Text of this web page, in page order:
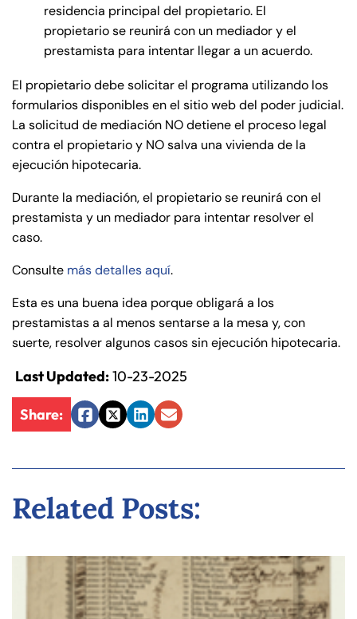
residencia principal del propietario. El
propietario se reunirá con un mediador y el
prestamista para intentar llegar a un acuerdo.
El propietario debe solicitar el programa utilizando los
formularios disponibles en el sitio web del poder judicial.
La solicitud de mediación NO detiene el proceso legal
contra el propietario y NO salva una vivienda de la
ejecución hipotecaria.
Durante la mediación, el propietario se reunirá con el
prestamista y un mediador para intentar resolver el
caso.
Consulte más detalles aquí.
Esta es una buena idea porque obligará a los
prestamistas a al menos sentarse a la mesa y, con
suerte, resolver algunos casos sin ejecución hipotecaria.
Last Updated:10-23-2025
Share:
Facebook
TwitterLinkedIn
Email
Related Posts: